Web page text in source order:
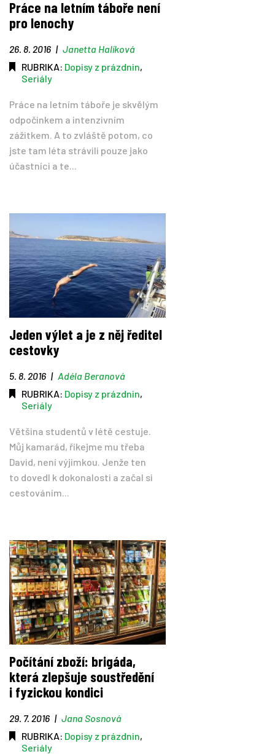
Tipy
Časopis
Práce na letním táboře není
pro lenochy
26. 8. 2016 | Janetta Halíková
RUBRIKA: Dopisy z prázdnin,
Seriály
Práce na letním táboře je skvělým
odpočinkem a intenzivním
zážitkem. A to zvláště potom, co
jste tam léta strávili pouze jako
účastníci a te...
Jeden výlet a je z něj ředitel
cestovky
5. 8. 2016 | Adéla Beranová
RUBRIKA: Dopisy z prázdnin,
Seriály
Většina studentů v létě cestuje.
Můj kamarád, říkejme mu třeba
David, není výjimkou. Jenže ten
to dovedl k dokonalosti a začal si
cestováním...
Počítání zboží: brigáda,
která zlepšuje soustředění
i fyzickou kondici
29. 7. 2016 | Jana Sosnová
RUBRIKA: Dopisy z prázdnin,
Seriály